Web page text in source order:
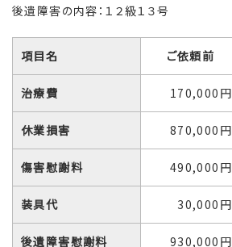
後遺障害の内容：１２級１３号
項目名 ご依頼前
治療費 170,000円
休業損害 870,000円
傷害慰謝料 490,000円
装具代 30,000円
後遺障害慰謝料 930,000円